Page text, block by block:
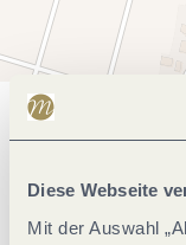
Diese Webseite
Mit der Auswahl